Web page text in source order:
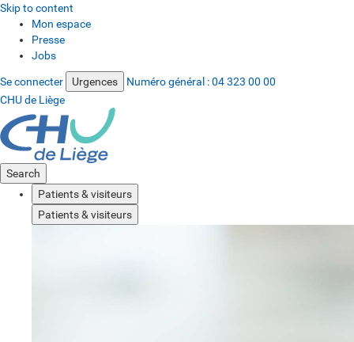
Skip to content
Mon espace
Presse
Jobs
Se connecter Urgences Numéro général :04 323 00 00
CHU de Liège
Search
Patients & visiteurs
Patients & visiteurs